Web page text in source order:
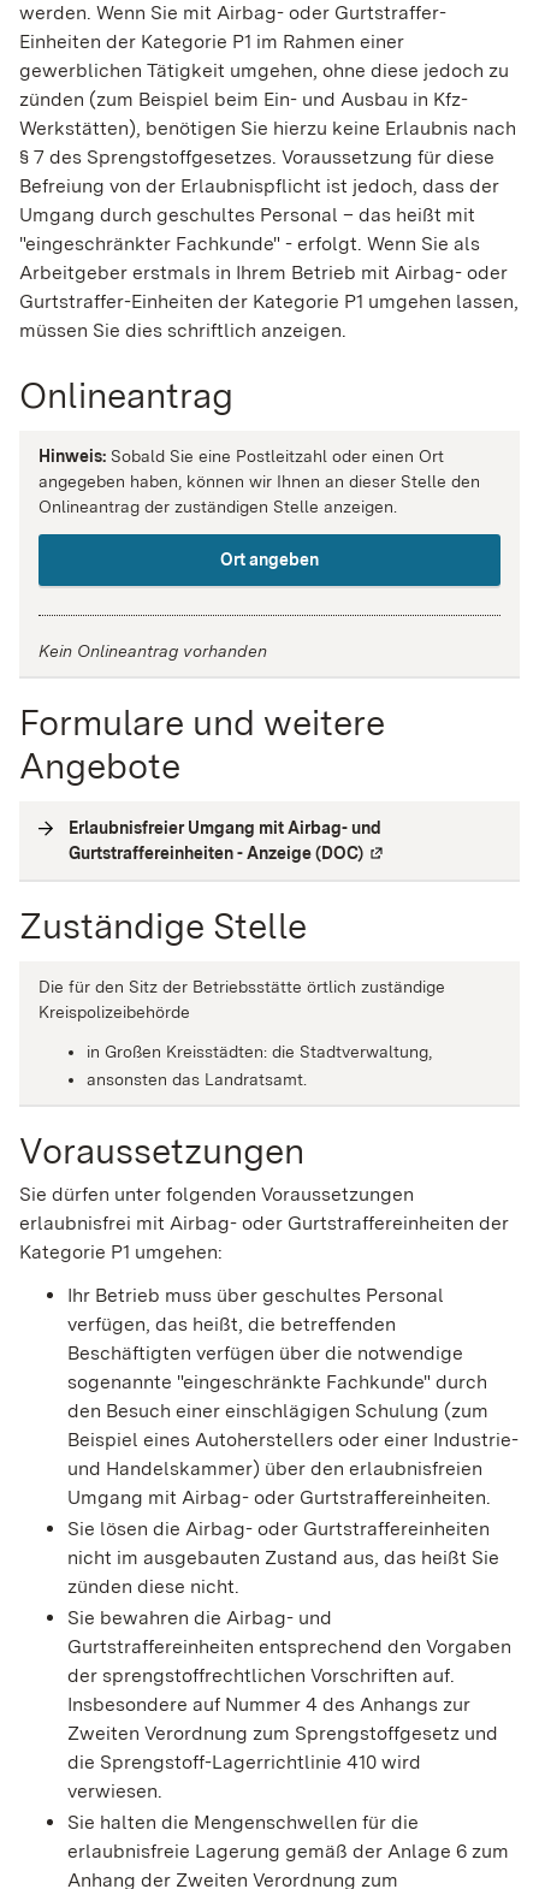
werden. Wenn Sie mit Airbag- oder Gurtstraffer-
Einheiten der Kategorie P1 im Rahmen einer
gewerblichen Tätigkeit umgehen, ohne diese jedoch zu
zünden (zum Beispiel beim Ein- und Ausbau in Kfz-
Werkstätten), benötigen Sie hierzu keine Erlaubnis nach
§ 7 des Sprengstoffgesetzes. Voraussetzung für diese
Befreiung von der Erlaubnispflicht ist jedoch, dass der
Umgang durch geschultes Personal – das heißt mit
"eingeschränkter Fachkunde" - erfolgt. Wenn Sie als
Arbeitgeber erstmals in Ihrem Betrieb mit Airbag- oder
Gurtstraffer-Einheiten der Kategorie P1 umgehen lassen,
müssen Sie dies schriftlich anzeigen.
Onlineantrag
Hinweis: Sobald Sie eine Postleitzahl oder einen Ort
angegeben haben, können wir Ihnen an dieser Stelle den
Onlineantrag der zuständigen Stelle anzeigen.
Ort angeben
Kein Onlineantrag vorhanden
Formulare und weitere
Angebote
Erlaubnisfreier Umgang mit Airbag- und
Gurtstraffereinheiten - Anzeige (DOC) Externe Verlinkung
Zuständige Stelle
Die für den Sitz der Betriebsstätte örtlich zuständige
Kreispolizeibehörde
in Großen Kreisstädten: die Stadtverwaltung,
ansonsten das Landratsamt.
Voraussetzungen
Sie dürfen unter folgenden Voraussetzungen
erlaubnisfrei mit Airbag- oder Gurtstraffereinheiten der
Kategorie P1 umgehen:
Ihr Betrieb muss über geschultes Personal
verfügen, das heißt, die betreffenden
Beschäftigten verfügen über die notwendige
sogenannte "eingeschränkte Fachkunde" durch
den Besuch einer einschlägigen Schulung (zum
Beispiel eines Autoherstellers oder einer Industrie-
und Handelskammer) über den erlaubnisfreien
Umgang mit Airbag- oder Gurtstraffereinheiten.
Sie lösen die Airbag- oder Gurtstraffereinheiten
nicht im ausgebauten Zustand aus, das heißt Sie
zünden diese nicht.
Sie bewahren die Airbag- und
Gurtstraffereinheiten entsprechend den Vorgaben
der sprengstoffrechtlichen Vorschriften auf.
Insbesondere auf Nummer 4 des Anhangs zur
Zweiten Verordnung zum Sprengstoffgesetz und
die Sprengstoff-Lagerrichtlinie 410 wird
verwiesen.
Sie halten die Mengenschwellen für die
erlaubnisfreie Lagerung gemäß der Anlage 6 zum
Anhang der Zweiten Verordnung zum